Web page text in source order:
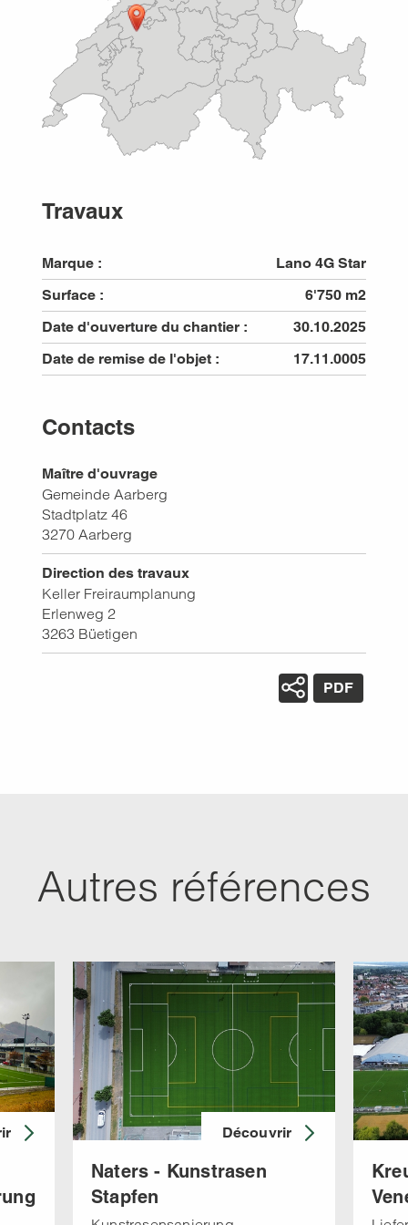
Travaux
Marque :
Lano 4G Star
Surface :
6'750 m2
Date d'ouverture du chantier :
30.10.2025
Date de remise de l'objet :
17.11.0005
Contacts
Maître d'ouvrage
Gemeinde Aarberg
Stadtplatz 46
3270 Aarberg
Direction des travaux
Keller Freiraumplanung
Erlenweg 2
3263 Büetigen
PDF
Autres références
Découvrir
Naters - Kunstrasen
Stapfen